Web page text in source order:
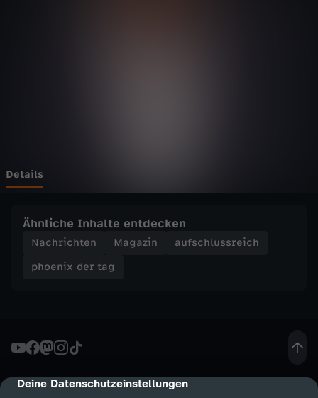
cmp-dialog-description
Deine Datenschutzeinstellungen
g
S
e
m
Details
Ähnliche Inhalte entdecken
Nachrichten Magazin
aufschlussreich
phoenix der tag